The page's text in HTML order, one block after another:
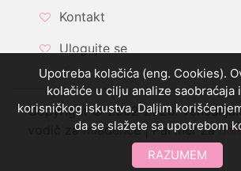
Kontakt
Ulogujte se
Copyright © 2002-2026.
vodič za mladence | Partner za
Upotreba kolačića (eng. Cookies).
kolačiće u cilju analize saobraćaja
korisničkog iskustva. Daljim
da se slažete sa upotrebom
RAZUMEM